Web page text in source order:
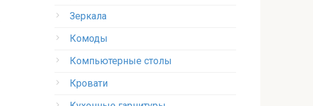
Зеркала
Комоды
Компьютерные столы
Кровати